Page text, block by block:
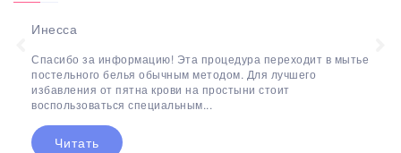
Инесса
Спасибо за информацию! Эта процедура переходит в мытье
постельного белья обычным методом. Для лучшего
избавления от пятна крови на простыни стоит
воспользоваться специальным...
Читать